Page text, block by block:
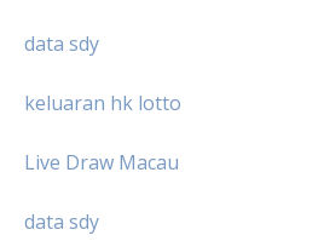
data sdy
keluaran hk lotto
Live Draw Macau
data sdy